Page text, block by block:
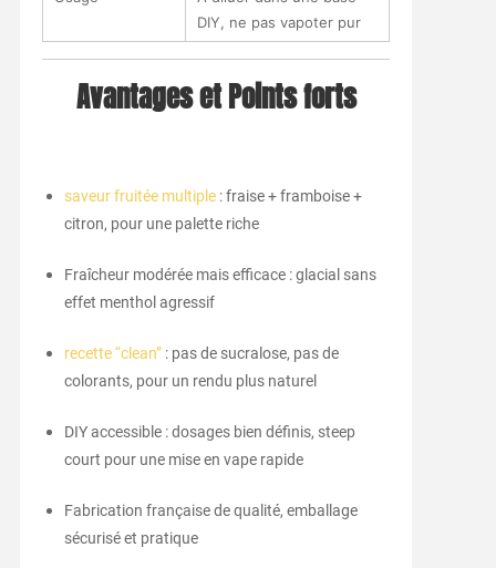
DIY, ne pas vapoter pur
Avantages et Points forts
saveur fruitée multiple: fraise + framboise +
citron, pour une palette riche
Fraîcheur modérée mais efficace : glacial sans
effet menthol agressif
recette “clean”: pas de sucralose, pas de
colorants, pour un rendu plus naturel
DIY accessible : dosages bien définis, steep
court pour une mise en vape rapide
Fabrication française de qualité, emballage
sécurisé et pratique